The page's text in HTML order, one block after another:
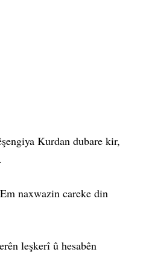
Kurdan dubare kir,
naxwazin careke din
leşkerî û hesabên